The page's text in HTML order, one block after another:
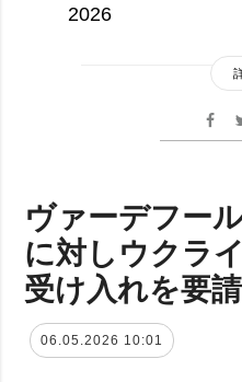
2026
ヴァーデフー
に対しウクラ
受け入れを要請
06.05.2026 10:01